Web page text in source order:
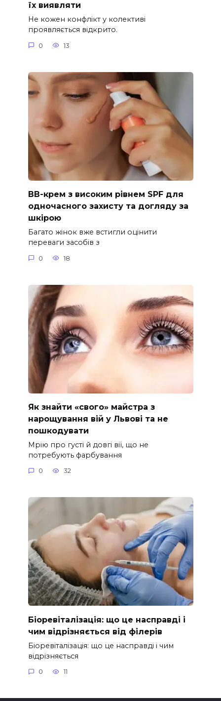
їх виявляти
Не кожен конфлікт у колективі
проявляється відкрито.
0 13
ВВ-крем з високим рівнем SPF для
одночасного захисту та догляду за
шкірою
Багато жінок вже встигли оцінити
переваги засобів з
0 18
Як знайти «свого» майстра з
нарощування вій у Львові та не
пошкодувати
Мрію про густі й довгі вії, що не
потребують фарбування
0 32
Біоревіталізація: що це насправді і
чим відрізняється від філерів
Біоревіталізація: що це насправді і чим
відрізняється
0 11